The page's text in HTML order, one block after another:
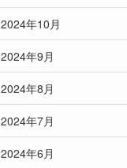
2024年10月
2024年9月
2024年8月
2024年7月
2024年6月